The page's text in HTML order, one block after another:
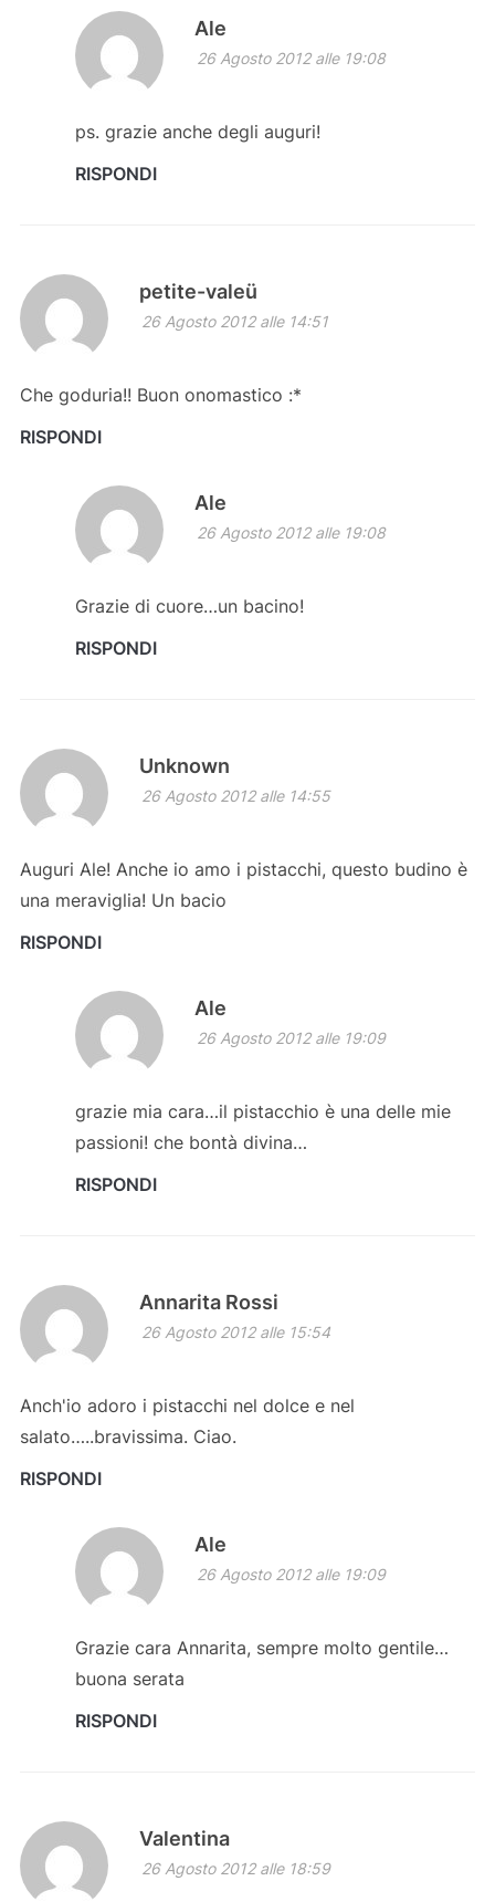
Ale
26 Agosto 2012 alle 19:08
ps. grazie anche degli auguri!
RISPONDI
petite-valeü
26 Agosto 2012 alle 14:51
Che goduria!! Buon onomastico :*
RISPONDI
Ale
26 Agosto 2012 alle 19:08
Grazie di cuore…un bacino!
RISPONDI
Unknown
26 Agosto 2012 alle 14:55
Auguri Ale! Anche io amo i pistacchi, questo budino è
una meraviglia! Un bacio
RISPONDI
Ale
26 Agosto 2012 alle 19:09
grazie mia cara…il pistacchio è una delle mie
passioni! che bontà divina…
RISPONDI
Annarita Rossi
26 Agosto 2012 alle 15:54
Anch'io adoro i pistacchi nel dolce e nel
salato…..bravissima. Ciao.
RISPONDI
Ale
26 Agosto 2012 alle 19:09
Grazie cara Annarita, sempre molto gentile…
buona serata
RISPONDI
Valentina
26 Agosto 2012 alle 18:59